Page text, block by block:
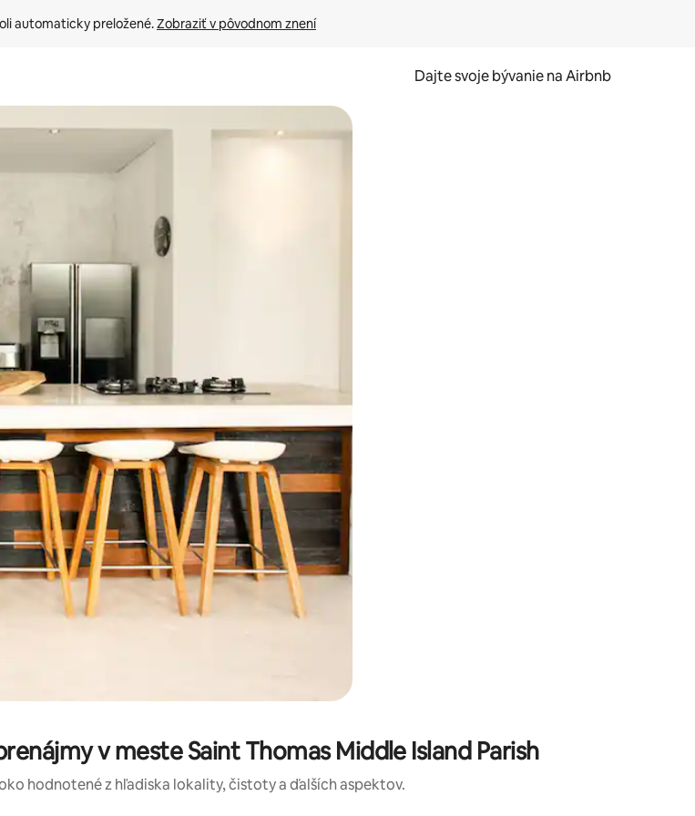
automaticky preložené. Zobraziť v pôvodnom znení
Dajte svoje bývanie na Airbnb
so šípkami nahor a nadol alebo ich preskúmať pomocou dotykových gest či potiahnutia prstom.
v meste Saint Thomas Middle Island Parish
hodnotené z hľadiska lokality, čistoty a ďalších aspektov.